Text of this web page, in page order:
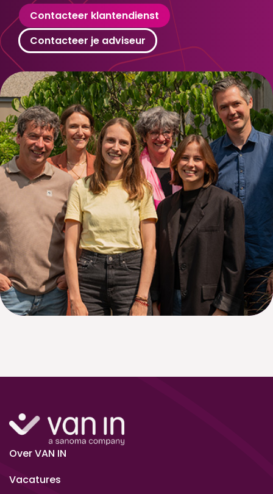
Contacteer klantendienst
Contacteer je adviseur
Over VAN IN
Vacatures